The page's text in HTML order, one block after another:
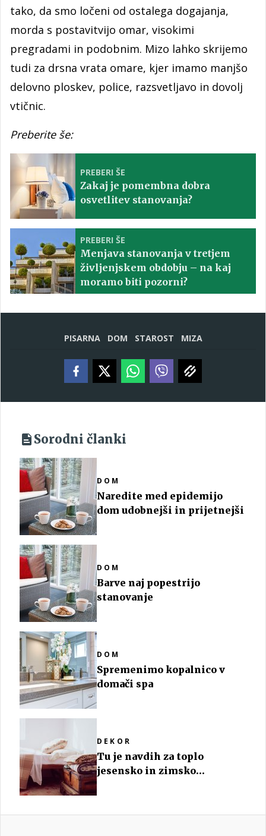
tako, da smo ločeni od ostalega dogajanja,
morda s postavitvijo omar, visokimi
pregradami in podobnim. Mizo lahko skrijemo
tudi za drsna vrata omare, kjer imamo manjšo
delovno ploskev, police, razsvetljavo in dovolj
vtičnic.
Preberite še:
PREBERI ŠE
Zakaj je pomembna dobra
osvetlitev stanovanja?
PREBERI ŠE
Menjava stanovanja v tretjem
življenjskem obdobju – na kaj
moramo biti pozorni?
PISARNA DOM STAROST MIZA
Sorodni članki
DOM
Naredite med epidemijo
dom udobnejši in prijetnejši
DOM
Barve naj popestrijo
stanovanje
DOM
Spremenimo kopalnico v
domači spa
DEKOR
Tu je navdih za toplo
jesensko in zimsko